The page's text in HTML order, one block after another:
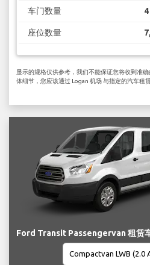
车门数量 4
座位数量
显示的规格仅供参考，我们不能保证您将收到准
体细节，您应该通过 Logan 机场 与指定的汽车租
Ford Transit Passengervan 租赁